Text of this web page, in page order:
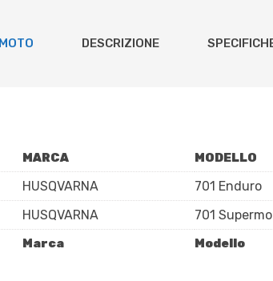
DESCRIZIONE
MARCA MODELLO
Marca Modello
HUSQVARNA 701 Enduro
HUSQVARNA 701